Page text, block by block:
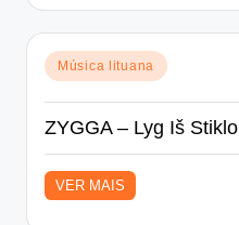
Posted
in
Música lituana
ZYGGA – Lyg Iš Stiklo
VER MAIS